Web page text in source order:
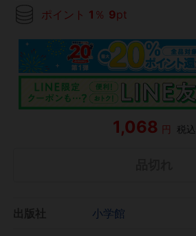
ポイント 1 ％ 9pt
1,068 円 税込
小学館